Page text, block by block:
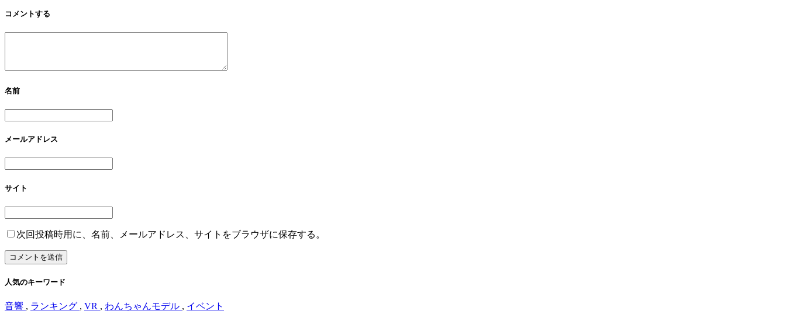
コメントする
名前
メールアドレス
サイト
次回投稿時用に、名前、メールアドレス、サイトをブラウザに保存する。
人気のキーワード
音響 , ランキング , VR , わんちゃんモデル , イベント